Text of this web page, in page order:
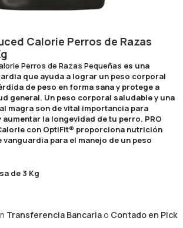
Calorie Perros de Razas
Perros de Razas Pequeñas es una
que ayuda a lograr un peso corporal
de peso en forma sana y protege a
general. Un peso corporal saludable y una
magra son de vital importancia para
la longevidad de tu perro. PRO
con OptiFit® proporciona nutrición
para el manejo de un peso
de 3 Kg
Transferencia Bancaria o Contado en Pick